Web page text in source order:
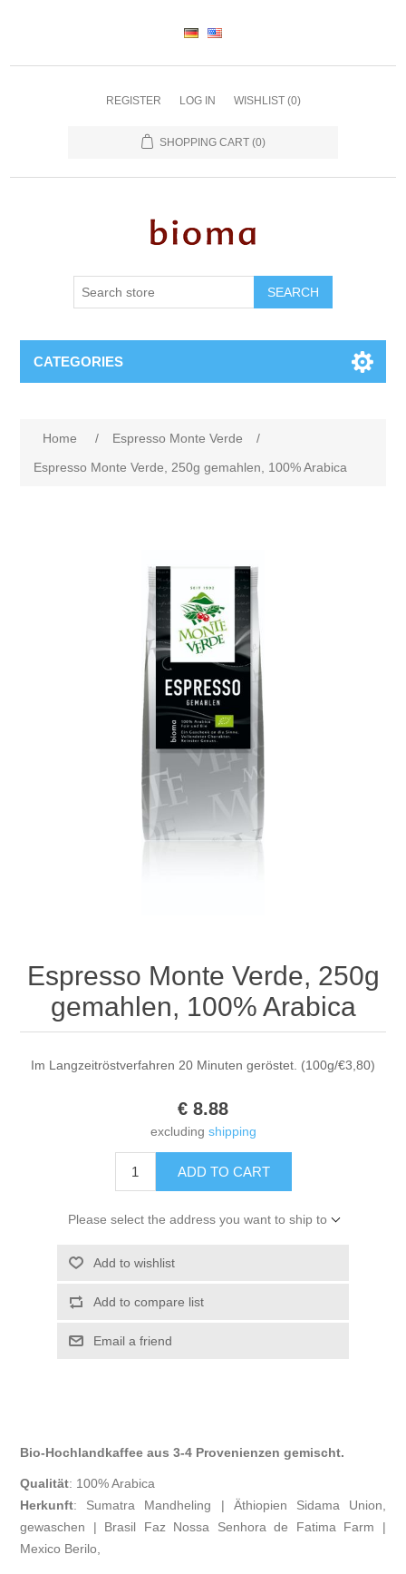
REGISTER LOG IN WISHLIST (0)
SHOPPING CART (0)
SEARCH
CATEGORIES
Home / Espresso Monte Verde
/
Espresso Monte Verde, 250g gemahlen, 100% Arabica
Espresso Monte Verde, 250g
gemahlen, 100% Arabica
Im Langzeitröstverfahren 20 Minuten geröstet. (100g/€3,80)
€ 8.88
excluding shipping
ADD TO CART
Please select the address you want to ship to
Add to wishlist
Add to compare list
Email a friend
Bio-Hochlandkaffee aus 3-4 Provenienzen gemischt.
Qualität: 100% Arabica
Herkunft: Sumatra Mandheling | Äthiopien Sidama Union,
gewaschen | Brasil Faz Nossa Senhora de Fatima Farm |
Mexico Berilo,